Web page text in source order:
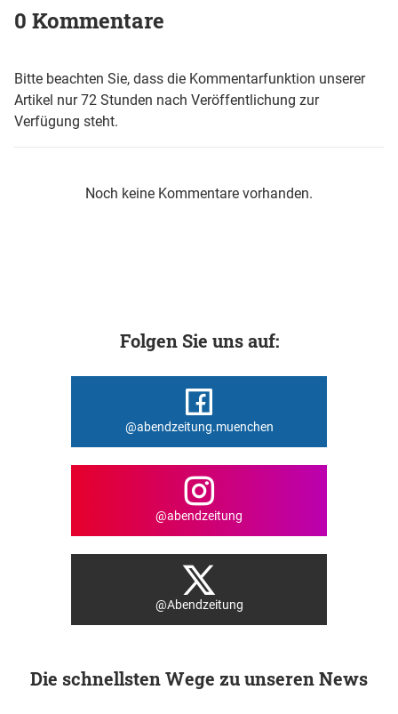
0 Kommentare
Bitte beachten Sie, dass die Kommentarfunktion unserer
Artikel nur 72 Stunden nach Veröffentlichung zur
Verfügung steht.
Noch keine Kommentare vorhanden.
Folgen Sie uns auf:
@abendzeitung.muenchen
@abendzeitung
@Abendzeitung
Die schnellsten Wege zu unseren News